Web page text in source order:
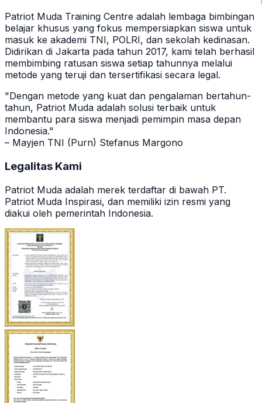
Patriot Muda Training Centre adalah lembaga bimbingan
belajar khusus yang fokus mempersiapkan siswa untuk
masuk ke akademi TNI, POLRI, dan sekolah kedinasan.
Didirikan di Jakarta pada tahun 2017, kami telah berhasil
membimbing ratusan siswa setiap tahunnya melalui
metode yang teruji dan tersertifikasi secara legal.
"Dengan metode yang kuat dan pengalaman bertahun-
tahun, Patriot Muda adalah solusi terbaik untuk
membantu para siswa menjadi pemimpin masa depan
Indonesia."
– Mayjen TNI (Purn) Stefanus Margono
Legalitas Kami
Patriot Muda adalah merek terdaftar di bawah PT.
Patriot Muda Inspirasi, dan memiliki izin resmi yang
diakui oleh pemerintah Indonesia.